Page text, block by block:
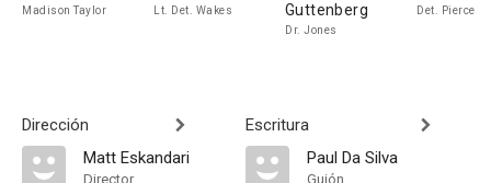
Madison Taylor Lt. Det. Wakes
Guttenberg
Dr. Jones
Det. Pierce
Dirección
Matt Eskandari
Director
Escritura
Paul Da Silva
Guión